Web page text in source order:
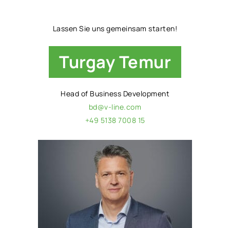
Lassen Sie uns gemeinsam starten!
Turgay Temur
Head of Business Development
bd@v-line.com
+49 5138 7008 15